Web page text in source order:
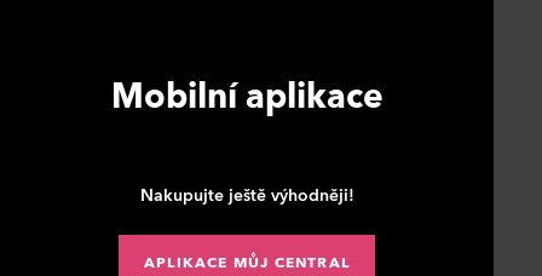
Mobilní aplikace
Nakupujte ještě výhodněji!
APLIKACE MŮJ CENTRAL